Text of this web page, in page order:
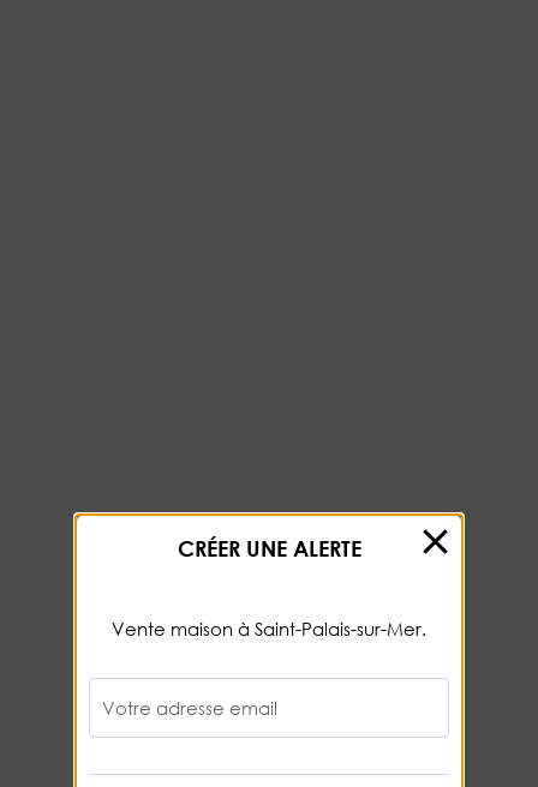
CRÉER UNE ALERTE
Vente maison à Saint-Palais-sur-Mer.
Votre adresse email